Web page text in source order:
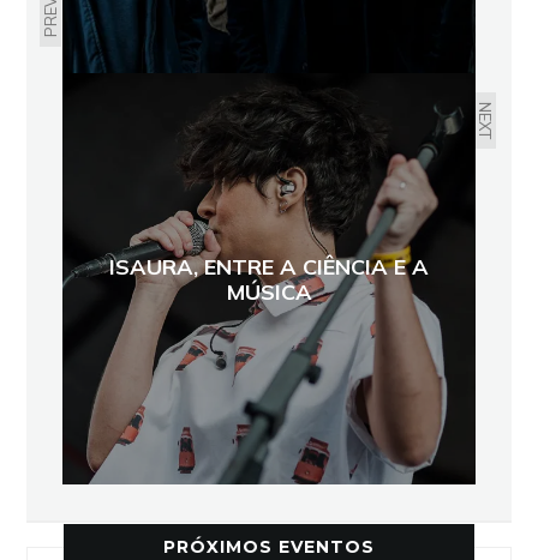
NEXT
ISAURA, ENTRE A CIÊNCIA E A
MÚSICA
PRÓXIMOS EVENTOS